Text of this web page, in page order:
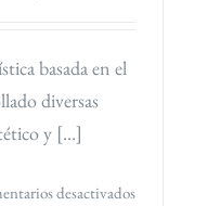
basada en el
diversas
y [...]
desactivadosen